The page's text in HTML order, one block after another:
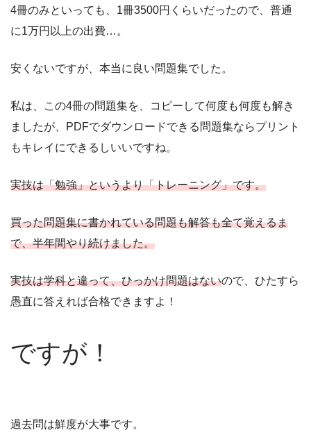
4冊のみといっても、1冊3500円くらいだったので、普通
に1万円以上の出費…。
安くないですが、本当に良い問題集でした。
私は、この4冊の問題集を、コピーして何度も何度も解き
ましたが、PDFでダウンロードできる問題集ならプリント
もキレイにできるしいいですね。
実技は「勉強」というより「トレーニング」です。
買った問題集に書かれている問題も解答も全て覚えるま
で、半年間やり続けました。
実技は学科と違って、ひっかけ問題はないので、ひたすら
愚直に答えれば合格できますよ！
ですが！
過去問は鮮度が大事です。